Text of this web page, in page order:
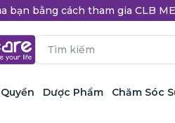
bạn bằng cách tham gia CLB
Dược Phẩm Chăm Sóc